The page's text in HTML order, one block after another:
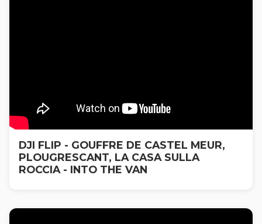
DJI FLIP - GOUFFRE DE CASTEL MEUR,
PLOUGRESCANT, LA CASA SULLA
ROCCIA - INTO THE VAN